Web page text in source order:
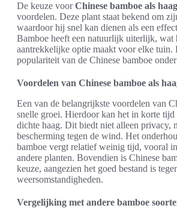
De keuze voorChinese bamboe als
voordelen. Deze plant staat bekend om
waardoor hij snel kan dienen als een
Bamboe heeft een natuurlijk uiterlijk, wat
aantrekkelijke optie maakt voor elke tuin.
populariteit van de Chinese bamboe
Voordelen van Chinese bamboe als
Een van de belangrijkste voordelen van
snelle groei. Hierdoor kan het in korte tijd
dichte haag. Dit biedt niet alleen privacy,
bescherming tegen de wind. Het
bamboe vergt relatief weinig tijd, vooral
andere planten. Bovendien is Chinese
keuze, aangezien het goed bestand is
weersomstandigheden.
Vergelijking met andere bamboe